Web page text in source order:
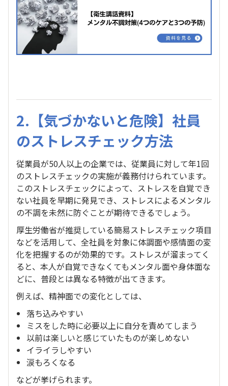
2.【気づかないと危険】社員
のストレスチェック方法
従業員が50人以上の企業では、従業員に対して年1回
のストレスチェックの実施が義務付けられています。
このストレスチェックによって、ストレスを自覚でき
ない社員を早期に発見でき、ストレスによるメンタル
の不調を未然に防ぐことが期待できるでしょう。
厚生労働省が推奨している簡易ストレスチェック項目
などを活用して、全社員を対象に体調面や感情面の変
化を把握するのが効果的です。ストレスが溜まってく
ると、本人が自覚できなくてもメンタル面や身体面な
どに、普段とは異なる特徴が出てきます。
例えば、精神面での変化としては、
落ち込みやすい
ミスをした時に必要以上に自分を責めてしまう
以前は楽しいと感じていたものが楽しめない
イライラしやすい
涙もろくなる
などが挙げられます。